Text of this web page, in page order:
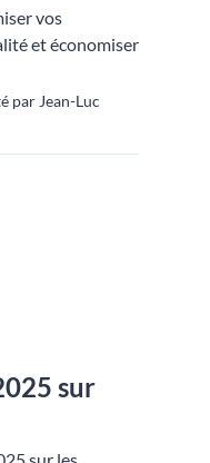
vos
et économiser
par Jean-Luc
sur